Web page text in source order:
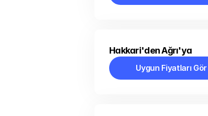
Uygun Fiyatları Gör
Hakkari'den Ağrı'ya
Uygun Fiyatları Gör
Uygun Fiyatları Gör